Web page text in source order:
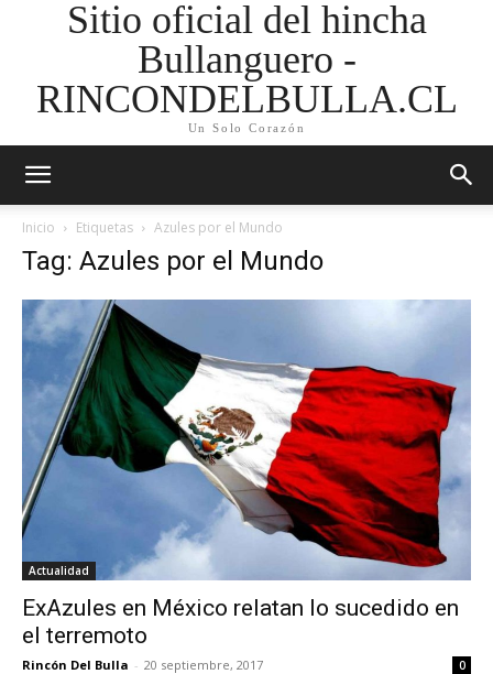
Sitio oficial del hincha
Bullanguero -
RINCONDELBULLA.CL
Un Solo Corazón
Inicio Etiquetas Azules por el Mundo
Tag: Azules por el Mundo
Actualidad
ExAzules en México relatan lo sucedido en
el terremoto
Rincón Del Bulla - 20 septiembre, 2017 0